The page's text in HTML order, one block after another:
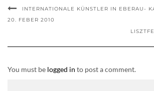
INTERNATIONALE KÜNSTLER IN EBERAU-
20. FEBER 2010
You must be logged in to post a comment.